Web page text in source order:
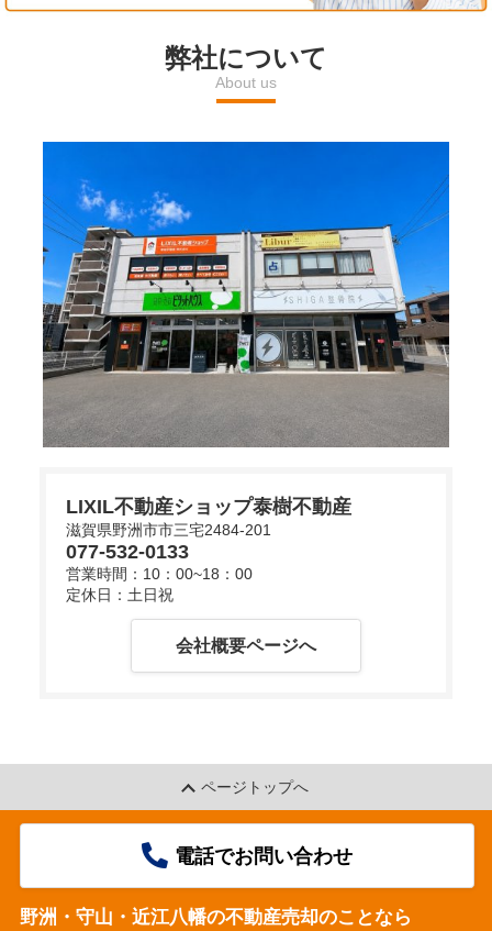
l
a
y
V
d
e
o
弊社について
About us
LIXIL不動産ショップ泰樹不動産
滋賀県野洲市市三宅2484-201
077-532-0133
営業時間：10：00~18：00
定休日：土日祝
会社概要ページへ
ページトップへ
電話でお問い合わせ
野洲・守山・近江八幡の不動産売却のことなら